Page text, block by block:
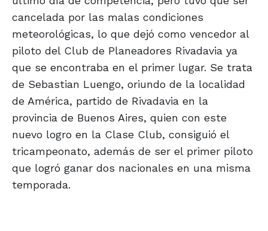
cancelada por las malas condiciones
meteorológicas, lo que dejó como vencedor al
piloto del Club de Planeadores Rivadavia ya
que se encontraba en el primer lugar. Se trata
de Sebastian Luengo, oriundo de la localidad
de América, partido de Rivadavia en la
provincia de Buenos Aires, quien con este
nuevo logro en la Clase Club, consiguió el
tricampeonato, además de ser el primer piloto
que logró ganar dos nacionales en una misma
temporada.